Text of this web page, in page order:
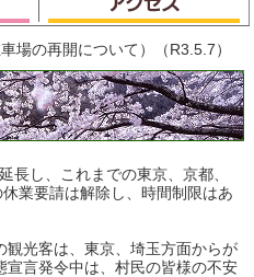
場の再開について）（R3.5.7）
長し、これまでの東京、京都、
業要請は解除し、時間制限はあ
観光客は、東京、埼玉方面からが
宣言発令中は、村民の皆様の不安